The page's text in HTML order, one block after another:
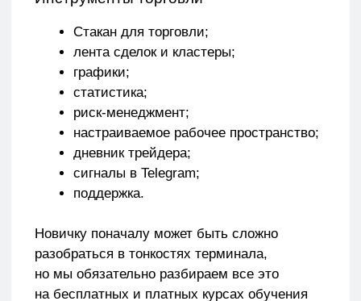
разобраться в тонкостях терминала,
но мы обязательно разбираем все это
на бесплатных и платных курсах обучения
трейдингу.
Основные плюсы Привода Бондаря
Платформа обеспечивает
максимальную скорость исполнения
сделок. Привод в отношении скорости
работает гораздо быстрее других
терминалов. Все данные
транслируются в полном объеме и без
Относительно низкие системные
требования к компьютеру.
Любой
новый ноутбук или компьютер
подойдут, главное, чтобы у тебя было